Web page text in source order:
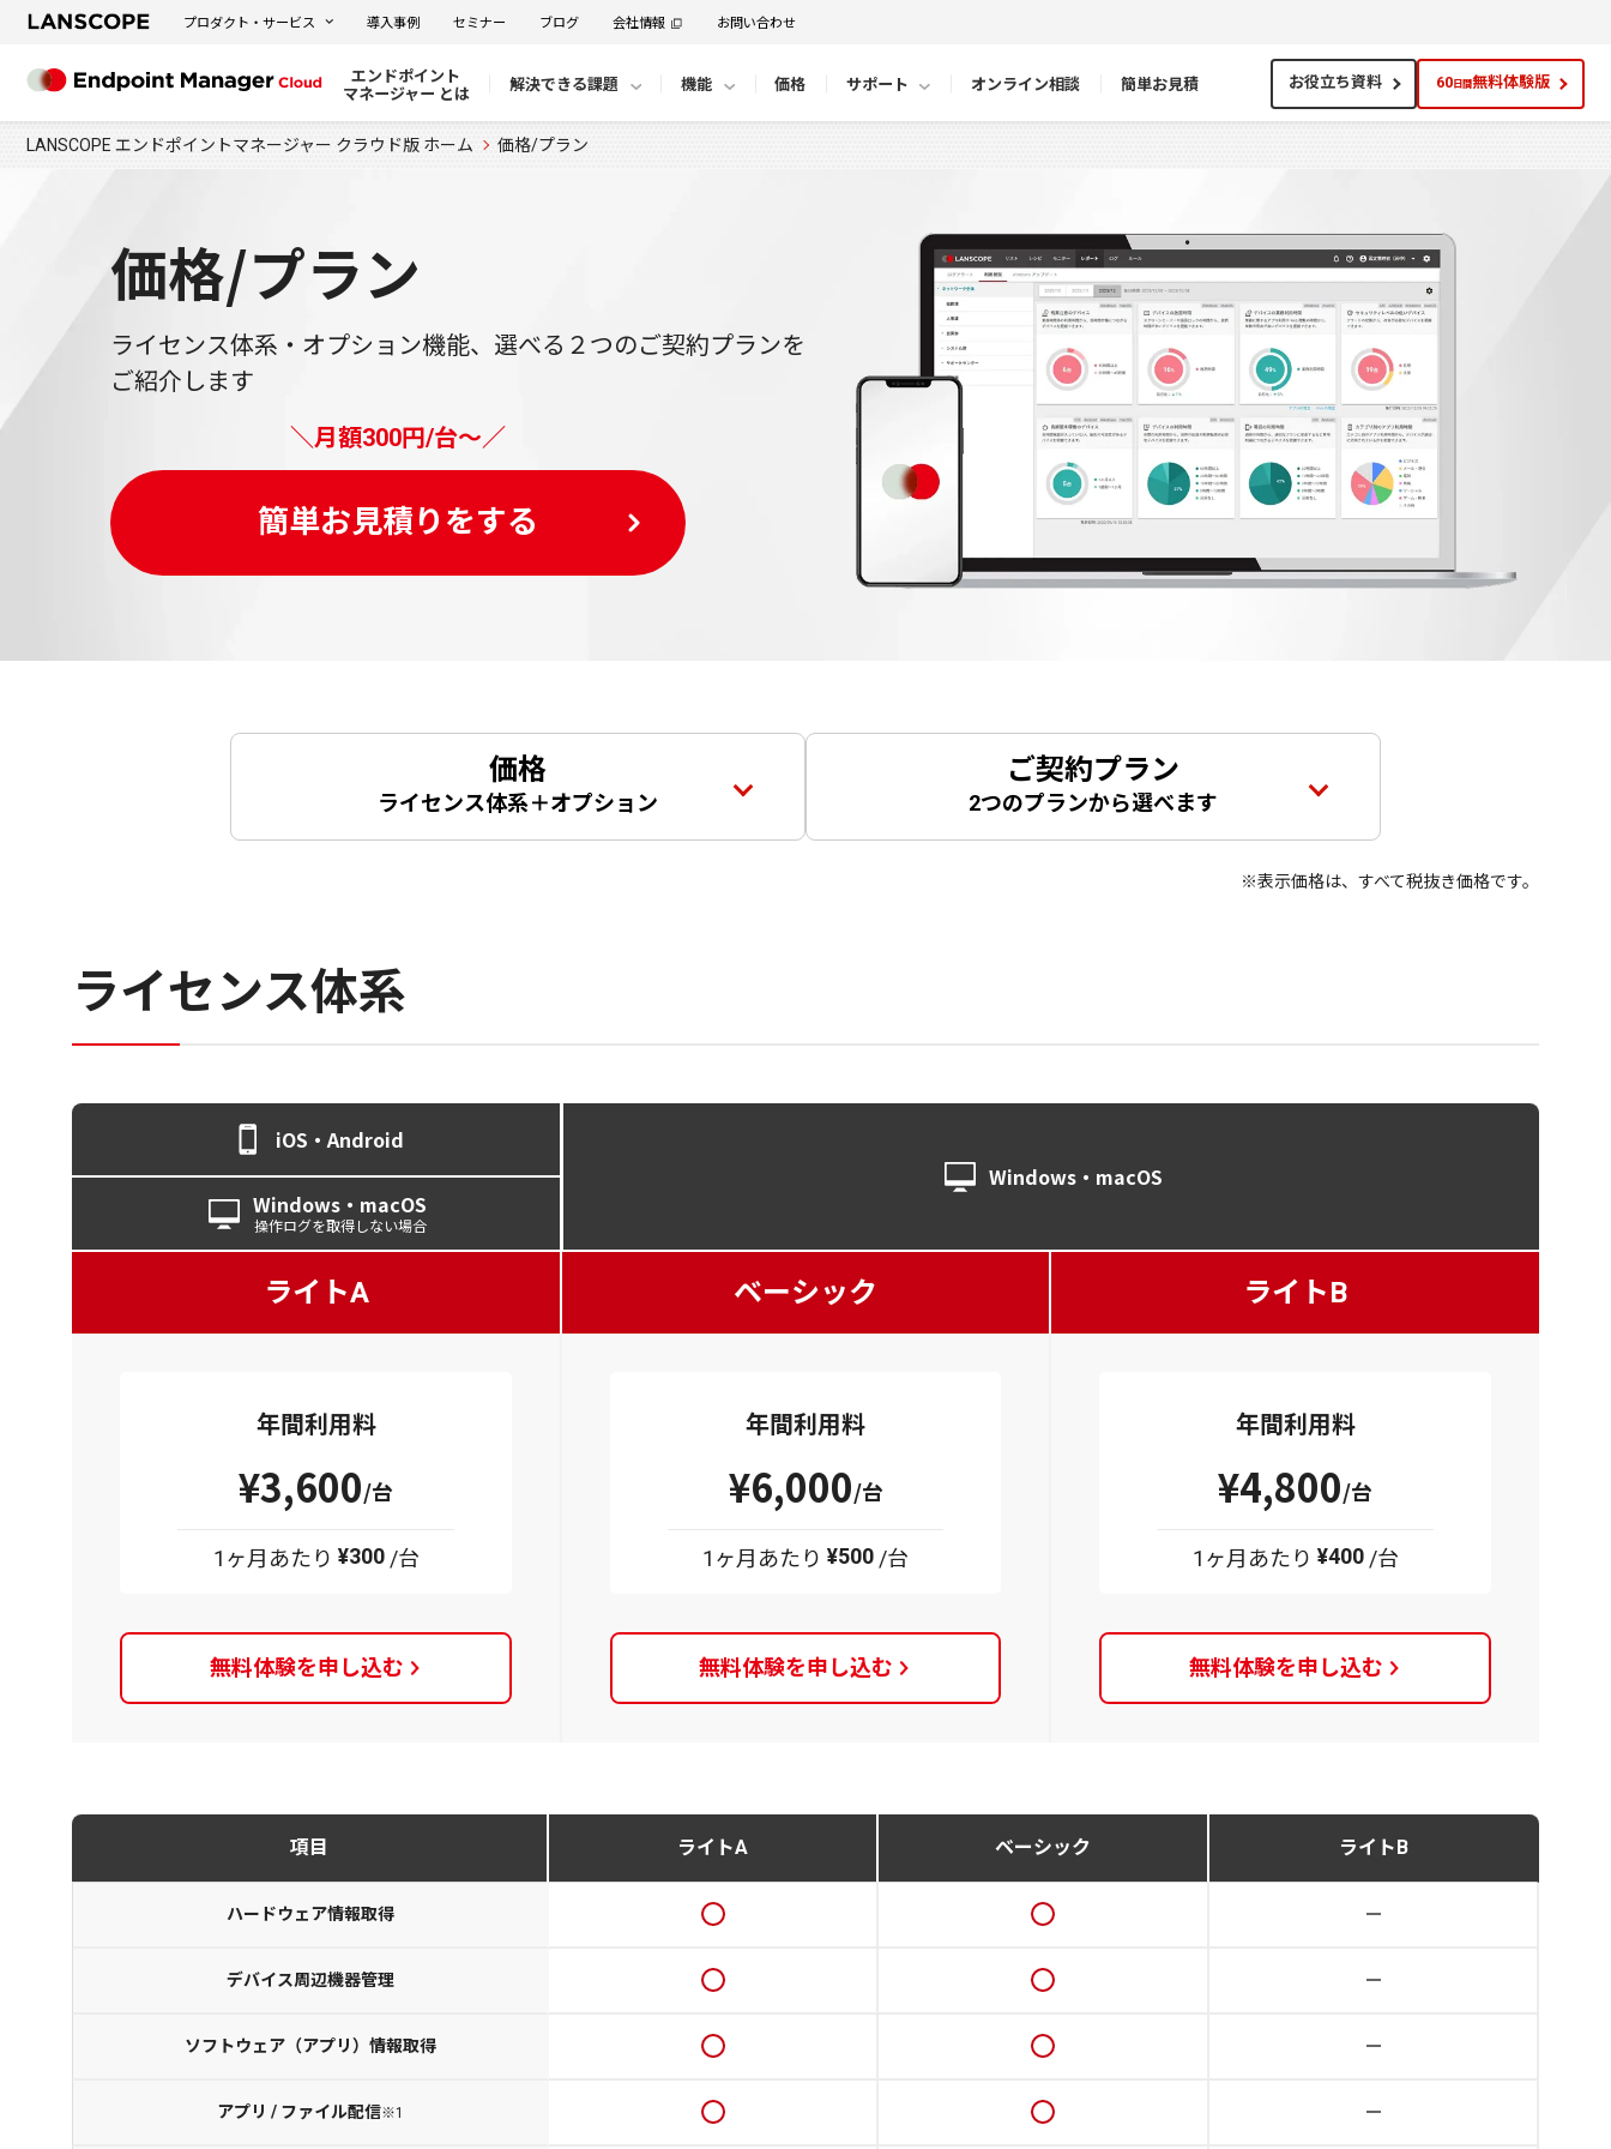
プロダクト・サービス 導入事例 セミナー ブログ 会社情報 お問い合わせ
エンドポイント
マネージャー とは 解決できる課題 機能 価格 サポート オンライン相談 簡単お見積 お役立ち資料 60日間無料体験版
LANSCOPE エンドポイントマネージャー クラウド版 ホーム 価格/プラン
価格/プラン
ライセンス体系・オプション機能、 選べる２つのご契約プランを
ご紹介します
＼月額300円/台〜／
簡単お見積りをする
価格
ライセンス体系＋オプション
ご契約プラン
2つのプランから選べます
※表示価格は、すべて税抜き価格です。
ライセンス体系
iOS・Android
Windows・ macOS
操作ログを取得しない場合
Windows・macOS
ライトA
年間利用料
¥3,600/台
1ヶ月あたり ¥300/台
無料体験を申し込む
ベーシック
年間利用料
¥6,000/台
1ヶ月あたり ¥500 /台
無料体験を申し込む
ライトB
年間利用料
¥4,800/台
1ヶ月あたり ¥400/台
無料体験を申し込む
項目 ライトA ベーシック ライトB
ハードウェア情報取得
デバイス周辺機器管理
ソフトウェア（アプリ）情報取得
アプリ / ファイル配信※1